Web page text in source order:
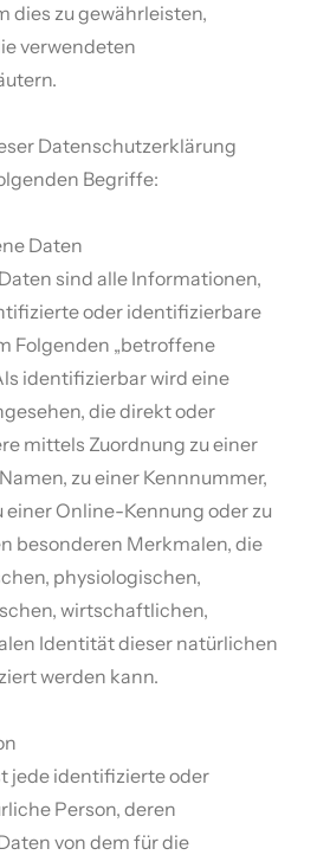
dies zu gewährleisten,
verwendeten
Datenschutzerklärung
Begriffe:
Daten
sind alle Informationen,
oder identifizierbare
Folgenden „betroffene
identifizierbar wird eine
die direkt oder
mittels Zuordnung zu einer
zu einer Kennnummer,
einer Online-Kennung oder zu
besonderen Merkmalen, die
physiologischen,
wirtschaftlichen,
Identität dieser natürlichen
werden kann.
jede identifizierte oder
Person, deren
von dem für die